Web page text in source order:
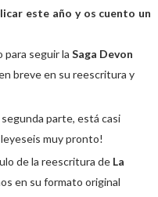
este año y os cuento un
seguir la Saga Devon
breve en su reescritura y
segunda parte, está casi
leyeseis muy pronto!
de la reescritura de La
en su formato original